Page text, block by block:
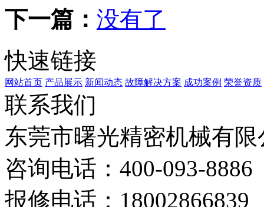
下一篇： 没有了
快速链接
网站首页 产品展示 新闻动态 故障解决方案 成功案例 荣誉资质
联系我们
东莞市曙光精密机械有限
咨询电话：400-093-8886
报修电话：18002866839